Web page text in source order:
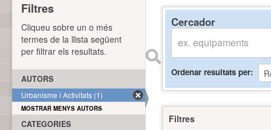
Cercador
Ordenar resultats per
Filtres
Filtres
Cliqueu sobre un o més
termes de la llista següent
per filtrar els resultats.
AUTORS
Urbanisme i Activitats (1)
MOSTRAR MENYS AUTORS
CATEGORIES